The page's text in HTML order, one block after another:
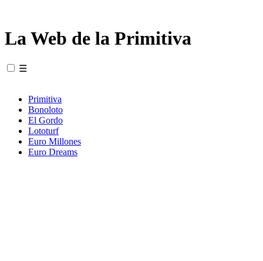
La Web de la Primitiva
☰
Primitiva
Bonoloto
El Gordo
Lototurf
Euro Millones
Euro Dreams